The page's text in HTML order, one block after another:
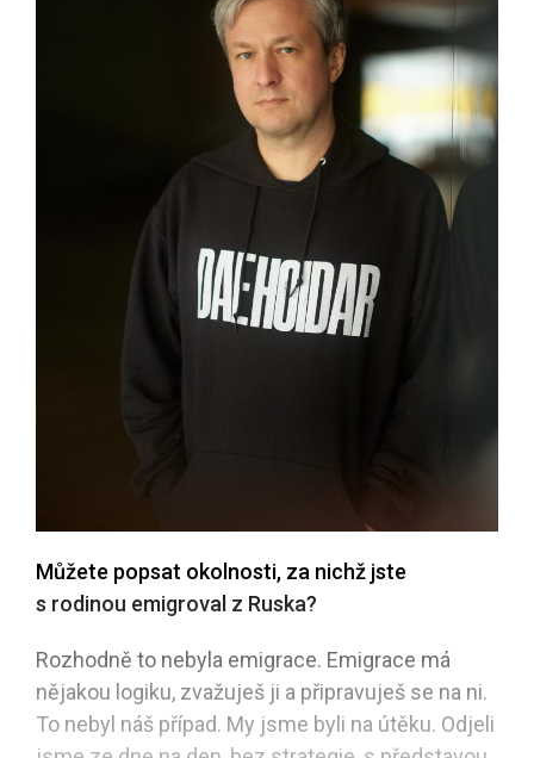
Můžete popsat okolnosti, za nichž jste
s rodinou emigroval z Ruska?
Rozhodně to nebyla emigrace. Emigrace má
nějakou logiku, zvažuješ ji a připravuješ se na ni.
To nebyl náš případ. My jsme byli na útěku. Odjeli